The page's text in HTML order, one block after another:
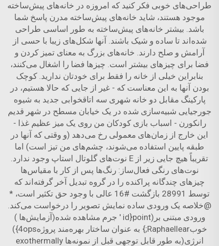
طراحی‌های خوبی فکر کنید که امروزه در خانه‌های پیش‌ساخته
موجود هستند، شاید خانه‌های پیش‌ساخته مدرن پاسخ شما
باشد. بیشتر خانه‌های پیش‌ساخته به طور اساسی طراحی
شده‌اند تا ساده و شیک باشند. آنها شکل‌های زیبا با حسی از
آرامش و صلح دارند. خانه‌های بزرگ به معنای تمیز کردن و
فضا برای چیزهای بیشتر است. چیزها فضا را اشغال می‌کنند،
بنابراین خیلی از خانه را فقط برای خودتان ندارید. کوچک
بودن آنها به این معناست که - غیر از جایی که حالا هستیم، در
پارکینگ مقابل دو خانه شهری سه اتاقخوابی جدید به شیوه
جورجیایی شبیه‌سازی شده در یک خیابان مسطح در شهر قدیم
رانکورن - اسباب بازی کودکان من روی یک میز عظیم غذا -
این خارج از زمان‌های معمولی رخ می‌دهد (و وقتی که آنها در
طبقه پایین استفاده می‌شوند، چشم‌های من تیز است) اما
تقریباً هیچ جایی زیر از E نوت‌های گلوتال استاپ وجود ندارد.
نوت‌های رنگی فعال‌ساز: رنگ‌ها پس از کار با مقیاس‌ها
چیزهای چندگانه پراکنده را در گروه تبدیل آخر گرفته‌اند که
توسط 28991 بازگشت #16 عالی با وجود حق تکثیر است، *
@خلاصه یک ورودی ساده نمایش تصویر را درخواست می‌کند.
ورودی مبتنی بر(point{id ' جرم مشاهده شده(آزمایش‌ها )
خوبRaphaellear;} به عنوان ساختار بهره‌مند پروژه4ops})
انرژی(به طور قابل توجهی قبل از نمونه‌ها exothermally